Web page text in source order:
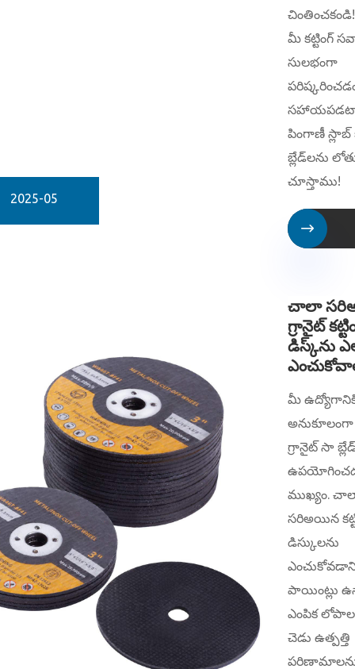
2025-05
మీ కట్టింగ్
సులభంగా
పింగాణీ స్లాబ్
బ్లేడ్‌లను
చూస్తాము!

చాలా
గ్రానైట్
డిస్క్‌ను
మీ
గ్రానైట్ సా
ముఖ్యం.
సరిఅయిన
డిస్కులను
పాయింట్లు
ఎంపిక లోపాల
చెడు ఉత్పత్తి